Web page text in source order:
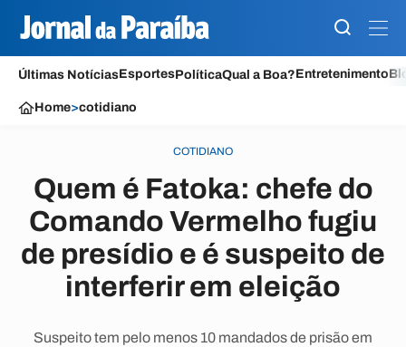
Últimas NotíciasEsportesPolíticaQual a Boa?Entretenimento
Home>cotidiano
COTIDIANO
Quem é Fatoka: chefe do
Comando Vermelho fugiu
de presídio e é suspeito de
interferir em eleição
Suspeito tem pelo menos 10 mandados de prisão em